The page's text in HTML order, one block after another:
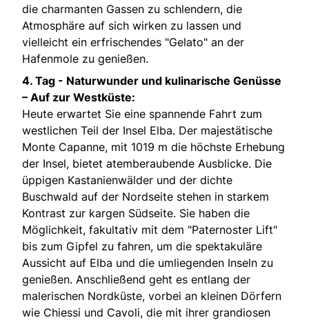
die charmanten Gassen zu schlendern, die
Atmosphäre auf sich wirken zu lassen und
vielleicht ein erfrischendes "Gelato" an der
Hafenmole zu genießen.
4. Tag - Naturwunder und kulinarische Genüsse
– Auf zur Westküste:
Heute erwartet Sie eine spannende Fahrt zum
westlichen Teil der Insel Elba. Der majestätische
Monte Capanne, mit 1019 m die höchste Erhebung
der Insel, bietet atemberaubende Ausblicke. Die
üppigen Kastanienwälder und der dichte
Buschwald auf der Nordseite stehen in starkem
Kontrast zur kargen Südseite. Sie haben die
Möglichkeit, fakultativ mit dem "Paternoster Lift"
bis zum Gipfel zu fahren, um die spektakuläre
Aussicht auf Elba und die umliegenden Inseln zu
genießen. Anschließend geht es entlang der
malerischen Nordküste, vorbei an kleinen Dörfern
wie Chiessi und Cavoli, die mit ihrer grandiosen